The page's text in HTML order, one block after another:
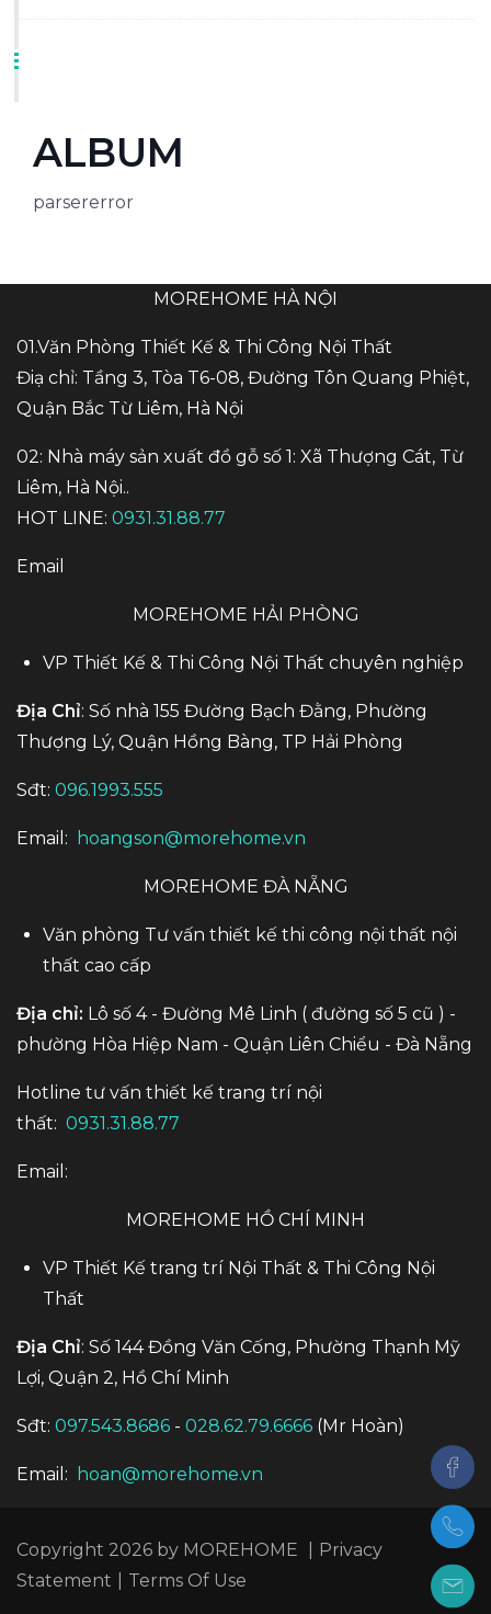
ALBUM
parsererror
MOREHOME HÀ NỘI
01.Văn Phòng Thiết Kế & Thi Công Nội Thất
Điạ chỉ: Tầng 3, Tòa T6-08, Đường Tôn Quang Phiệt,
Quận Bắc Từ Liêm, Hà Nội
02: Nhà máy sản xuất đồ gỗ số 1: Xã Thượng Cát, Từ
Liêm, Hà Nội..
HOT LINE: 0931.31.88.77
Email
MOREHOME HẢI PHÒNG
VP Thiết Kế & Thi Công Nội Thất chuyên nghiệp
Địa Chỉ: Số nhà 155 Đường Bạch Đằng, Phường
Thượng Lý, Quận Hồng Bàng, TP Hải Phòng
Sđt: 096.1993.555
Email: hoangson@morehome.vn
MOREHOME ĐÀ NẴNG
Văn phòng Tư vấn thiết kế thi công nội thất nội
thất cao cấp
Địa chỉ: Lô số 4 - Đường Mê Linh ( đường số 5 cũ ) -
phường Hòa Hiệp Nam - Quận Liên Chiểu - Đà Nẵng
Hotline tư vấn thiết kế trang trí nội
thất: 0931.31.88.77
Email:
MOREHOME HỒ CHÍ MINH
VP Thiết Kế trang trí Nội Thất & Thi Công Nội
Thất
Địa Chỉ: Số 144 Đồng Văn Cống, Phường Thạnh Mỹ
Lợi, Quận 2, Hồ Chí Minh
Sđt: 097.543.8686 - 028.62.79.6666 (Mr Hoàn)
Email: hoan@morehome.vn
Copyright 2026 by MOREHOME
Privacy
Statement
Terms Of Use